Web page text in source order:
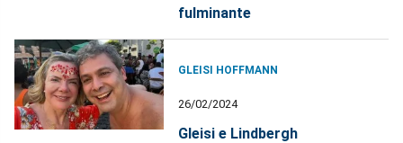
fulminante
GLEISI HOFFMANN
26/02/2024
Gleisi e Lindbergh